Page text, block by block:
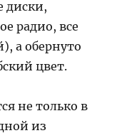
диски,
радио, все
а обернуто
цвет.
не только в
из